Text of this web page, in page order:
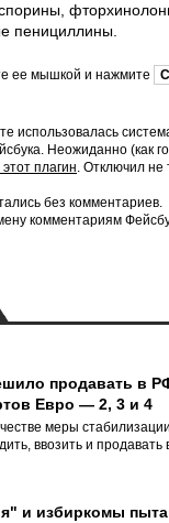
пенициллины.
ее мышкой и нажмите
использовалась
Неожиданно (как
плагин. Отключил не
без комментариев.
комментариям
продавать в
Евро — 2, 3 и 4
меры
ввозить и продавать
и избиркомы